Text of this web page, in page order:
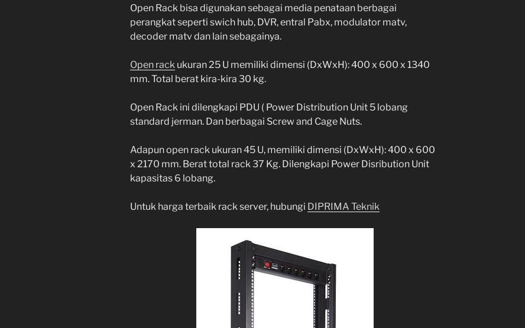
Open Rack bisa digunakan sebagai media penataan berbagai
perangkat seperti swich hub, DVR, entral Pabx, modulator matv,
decoder matv dan lain sebagainya.
Open rack ukuran 25 U memiliki dimensi (DxWxH): 400 x 600 x 1340
mm. Total berat kira-kira 30 kg.
Open Rack ini dilengkapi PDU ( Power Distribution Unit 5 lobang
standard jerman. Dan berbagai Screw and Cage Nuts.
Adapun open rack ukuran 45 U, memiliki dimensi (DxWxH): 400 x 600
x 2170 mm. Berat total rack 37 Kg. Dilengkapi Power Disribution Unit
kapasitas 6 lobang.
Untuk harga terbaik rack server, hubungi DIPRIMA Teknik